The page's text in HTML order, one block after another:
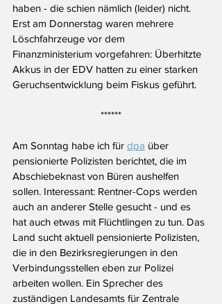
haben - die schien nämlich (leider) nicht.
Erst am Donnerstag waren mehrere
Löschfahrzeuge vor dem
Finanzministerium vorgefahren: Überhitzte
Akkus in der EDV hatten zu einer starken
Geruchsentwicklung beim Fiskus geführt.
******
Am Sonntag habe ich für dpa über
pensionierte Polizisten berichtet, die im
Abschiebeknast von Büren aushelfen
sollen. Interessant: Rentner-Cops werden
auch an anderer Stelle gesucht - und es
hat auch etwas mit Flüchtlingen zu tun. Das
Land sucht aktuell pensionierte Polizisten,
die in den Bezirksregierungen in den
Verbindungsstellen eben zur Polizei
arbeiten wollen. Ein Sprecher des
zuständigen Landesamts für Zentrale